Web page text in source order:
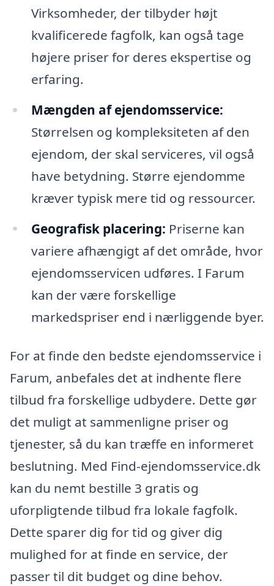
Virksomheder, der tilbyder højt
kvalificerede fagfolk, kan også tage
højere priser for deres ekspertise og
erfaring.
Mængden af ejendomsservice:
Størrelsen og kompleksiteten af den
ejendom, der skal serviceres, vil også
have betydning. Større ejendomme
kræver typisk mere tid og ressourcer.
Geografisk placering: Priserne kan
variere afhængigt af det område, hvor
ejendomsservicen udføres. I Farum
kan der være forskellige
markedspriser end i nærliggende byer.
For at finde den bedste ejendomsservice i
Farum, anbefales det at indhente flere
tilbud fra forskellige udbydere. Dette gør
det muligt at sammenligne priser og
tjenester, så du kan træffe en informeret
beslutning. Med Find-ejendomsservice.dk
kan du nemt bestille 3 gratis og
uforpligtende tilbud fra lokale fagfolk.
Dette sparer dig for tid og giver dig
mulighed for at finde en service, der
passer til dit budget og dine behov.